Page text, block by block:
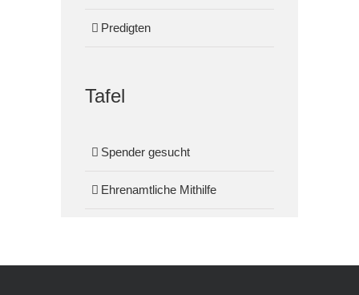
Predigten
Tafel
Spender gesucht
Ehrenamtliche Mithilfe